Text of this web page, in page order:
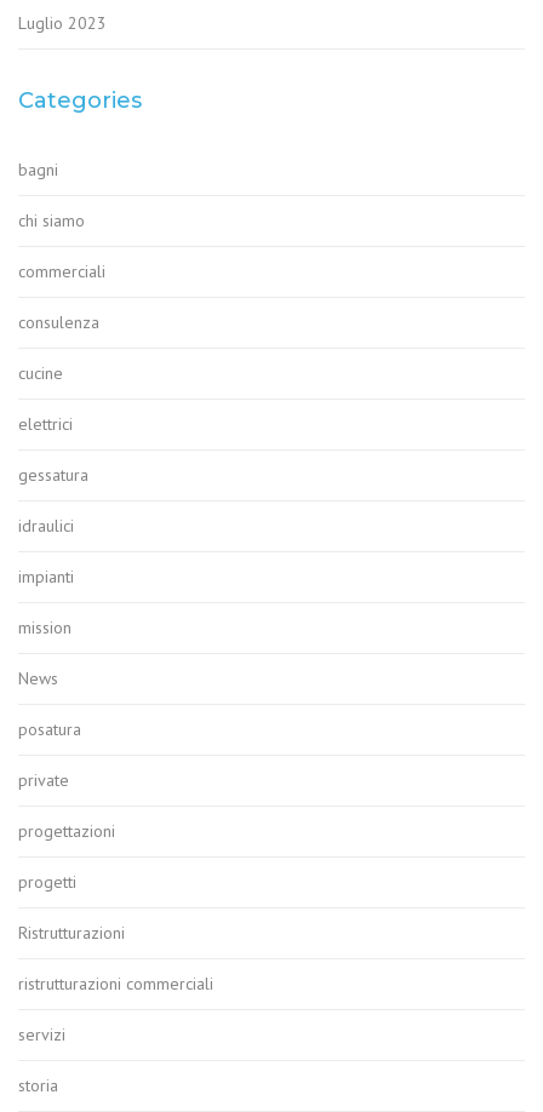
Luglio 2023
Categories
bagni
chi siamo
commerciali
consulenza
cucine
elettrici
gessatura
idraulici
impianti
mission
News
posatura
private
progettazioni
progetti
Ristrutturazioni
ristrutturazioni commerciali
servizi
storia